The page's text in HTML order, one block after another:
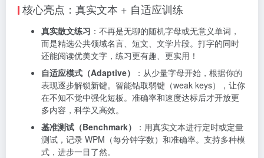
核心亮点：真实文本 + 自适应训练
真实散文练习 ：不再是无聊的随机字母或无意义单词，
而是精选公共领域名言、短文、文学片段。打字的同时
还能阅读优美文字，练习更有趣、更实用！
自适应模式（Adaptive）
：从少量字母开始，根据你的
表现逐步解锁新键。智能钻取弱键（weak keys），让你
在不知不觉中强化短板。准确率和速度达标后才开放更
多内容，科学又高效。
基准测试（Benchmark）
：用真实文本进行定时或定量
测试，记录 WPM（每分钟字数）和准确率。支持多种模
式，进步一目了然。